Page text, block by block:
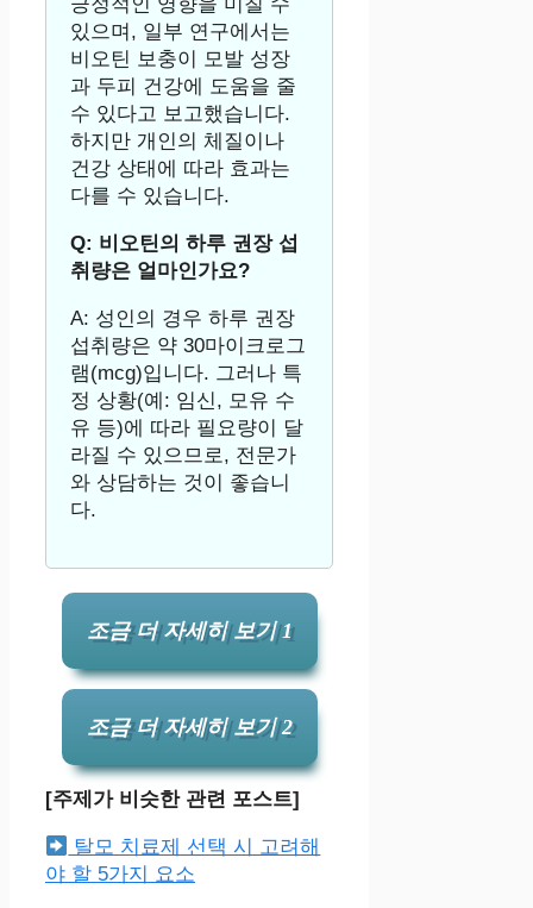
있으며, 일부 연구에서는
비오틴 보충이 모발 성장
과 두피 건강에 도움을 줄
수 있다고 보고했습니다.
하지만 개인의 체질이나
건강 상태에 따라 효과는
다를 수 있습니다.
Q: 비오틴의 하루 권장 섭
취량은 얼마인가요?
A: 성인의 경우 하루 권장
섭취량은 약 30마이크로그
램(mcg)입니다. 그러나 특
정 상황(예: 임신, 모유 수
유 등)에 따라 필요량이 달
라질 수 있으므로, 전문가
와 상담하는 것이 좋습니
다.
조금 더 자세히 보기 1
조금 더 자세히 보기 2
[주제가 비슷한 관련 포스트]
탈모 치료제 선택 시 고려해
야 할 5가지 요소